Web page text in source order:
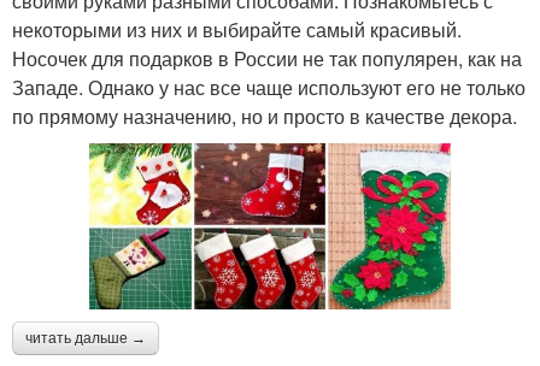
некоторыми из них и выбирайте самый красивый.
Носочек для подарков в России не так популярен, как на
Западе. Однако у нас все чаще используют его не только
по прямому назначению, но и просто в качестве декора.
читать дальше →